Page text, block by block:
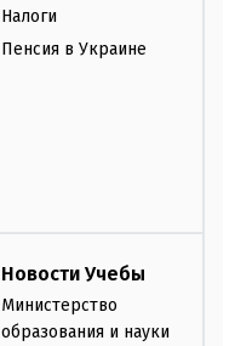
Налоги
Пенсия в Украине
Новости Учебы
Министерство
образования и науки